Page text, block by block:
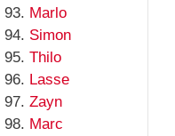
Marlo
Simon
Thilo
Lasse
Zayn
Marc